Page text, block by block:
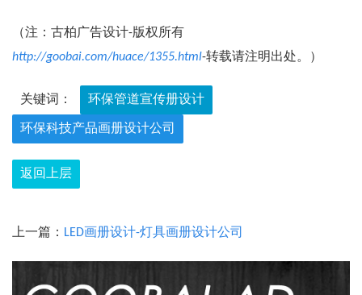
（注：古柏广告设计-版权所有
http://goobai.com/huace/1355.html-转载请注明出处。）
关键词： 环保管道宣传册设计
环保科技产品画册设计公司
返回上层
上一篇： LED画册设计-灯具画册设计公司